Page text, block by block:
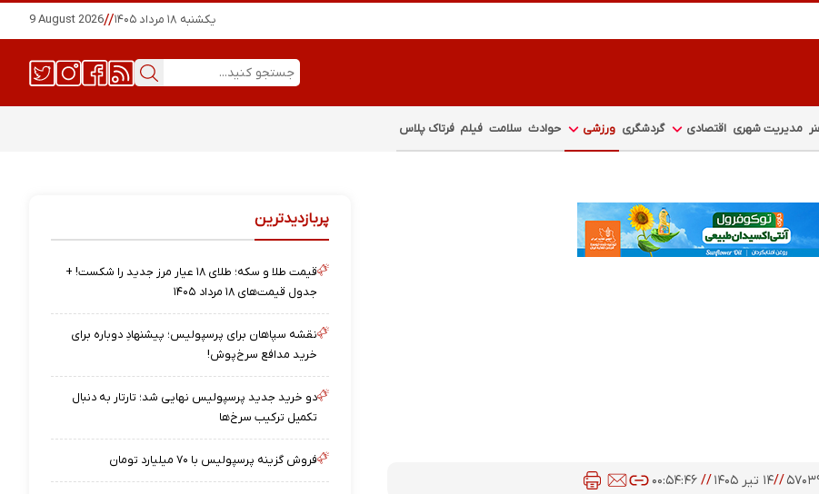
یکشنبه ۱۸ مرداد ۱۴۰۵ //
9 August 2026
مدیریت شهری اقتصادی گردشگری ورزشی حوادث سلامت فیلم فرتاک پلاس
//۱۴ تیر ۱۴۰۵ // ۰۰:۵۴:۴۶
پربازدیدترین
قیمت طلا و سکه؛ طلای ۱۸ عیار مرز جدید را شکست! +
جدول قیمت‌های ۱۸ مرداد ۱۴۰۵
نقشه‌ سپاهان برای پرسپولیس؛ پیشنهادِ دوباره برای
خرید مدافع سرخ‌پوش!
دو خرید جدید پرسپولیس نهایی شد؛ تارتار به دنبال
تکمیل ترکیب سرخ‌ها
فروش گزینه پرسپولیس با ۷۰ میلیارد تومان